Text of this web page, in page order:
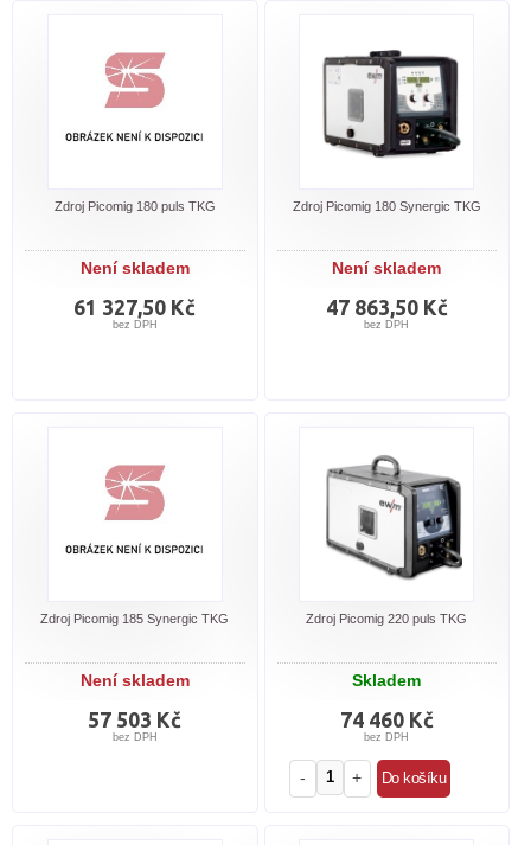
Zdroj Picomig 180 puls TKG
Není skladem
61 327,50 Kč
bez DPH
Zdroj Picomig 180 Synergic TKG
Není skladem
47 863,50 Kč
bez DPH
Zdroj Picomig 185 Synergic TKG
Není skladem
57 503 Kč
bez DPH
Zdroj Picomig 220 puls TKG
Skladem
74 460 Kč
bez DPH
- +